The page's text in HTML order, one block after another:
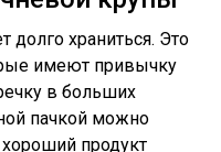
долго храниться. Это
имеют привычку
в больших
пачкой можно
хороший продукт